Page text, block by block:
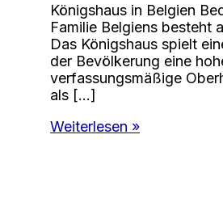
Königshaus in Belgien
Familie Belgiens besteht
Das Königshaus spielt
der Bevölkerung eine
verfassungsmäßige
als […]
Belgische
Weiterlesen »